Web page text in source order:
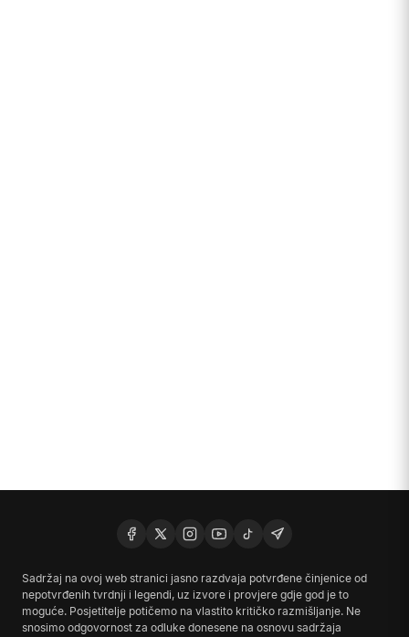
Sadržaj na ovoj web stranici jasno razdvaja potvrđene činjenice od
nepotvrđenih tvrdnji i legendi, uz izvore i provjere gdje god je to
moguće. Posjetitelje potičemo na vlastito kritičko razmišljanje. Ne
snosimo odgovornost za odluke donesene na osnovu sadržaja